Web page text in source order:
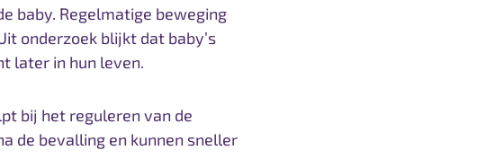
baby. Regelmatige beweging
onderzoek blijkt dat baby’s
later in hun leven.
bij het reguleren van de
de bevalling en kunnen sneller